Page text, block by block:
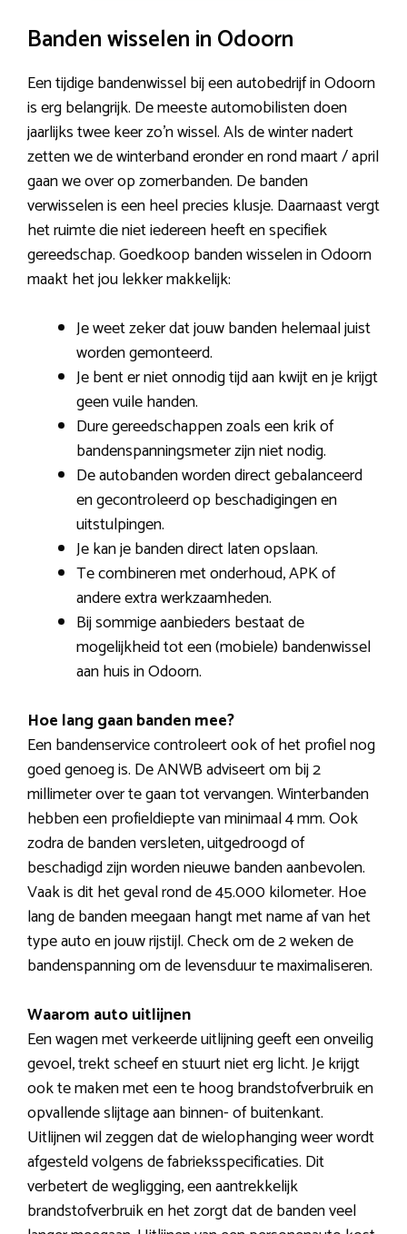
Banden wisselen in Odoorn
Een tijdige bandenwissel bij een autobedrijf in Odoorn
is erg belangrijk. De meeste automobilisten doen
jaarlijks twee keer zo’n wissel. Als de winter nadert
zetten we de winterband eronder en rond maart / april
gaan we over op zomerbanden. De banden
verwisselen is een heel precies klusje. Daarnaast vergt
het ruimte die niet iedereen heeft en specifiek
gereedschap. Goedkoop banden wisselen in Odoorn
maakt het jou lekker makkelijk:
Je weet zeker dat jouw banden helemaal juist
worden gemonteerd.
Je bent er niet onnodig tijd aan kwijt en je krijgt
geen vuile handen.
Dure gereedschappen zoals een krik of
bandenspanningsmeter zijn niet nodig.
De autobanden worden direct gebalanceerd
en gecontroleerd op beschadigingen en
uitstulpingen.
Je kan je banden direct laten opslaan.
Te combineren met onderhoud, APK of
andere extra werkzaamheden.
Bij sommige aanbieders bestaat de
mogelijkheid tot een (mobiele) bandenwissel
aan huis in Odoorn.
Hoe lang gaan banden mee?
Een bandenservice controleert ook of het profiel nog
goed genoeg is. De ANWB adviseert om bij 2
millimeter over te gaan tot vervangen. Winterbanden
hebben een profieldiepte van minimaal 4 mm. Ook
zodra de banden versleten, uitgedroogd of
beschadigd zijn worden nieuwe banden aanbevolen.
Vaak is dit het geval rond de 45.000 kilometer. Hoe
lang de banden meegaan hangt met name af van het
type auto en jouw rijstijl. Check om de 2 weken de
bandenspanning om de levensduur te maximaliseren.
Waarom auto uitlijnen
Een wagen met verkeerde uitlijning geeft een onveilig
gevoel, trekt scheef en stuurt niet erg licht. Je krijgt
ook te maken met een te hoog brandstofverbruik en
opvallende slijtage aan binnen- of buitenkant.
Uitlijnen wil zeggen dat de wielophanging weer wordt
afgesteld volgens de fabrieksspecificaties. Dit
verbetert de wegligging, een aantrekkelijk
brandstofverbruik en het zorgt dat de banden veel